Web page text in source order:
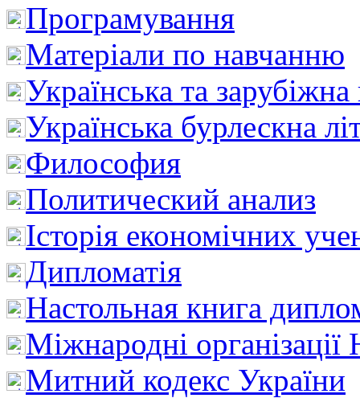
Програмування
Матеріали по навчанню
Українська та зарубіжна
Українська бурлескна
Философия
Политический анализ
Історія економічних
Дипломатія
Настольная книга
Міжнародні
Митний кодекс України